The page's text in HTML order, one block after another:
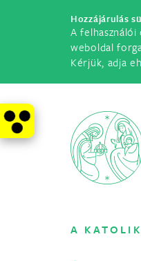
Hozzájárulás
A
weboldal
Kérjük, adja
A